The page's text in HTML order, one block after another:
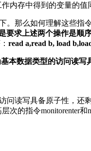
内存中得到的变量的值
那么如何理解这些指
要求上述两个操作是顺
read a,read b, load
本数据类型的访问读写
问读写具备原子性，
的指令monitorenter